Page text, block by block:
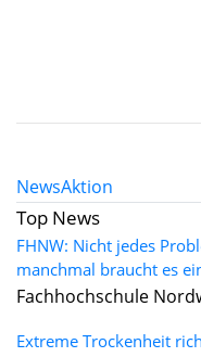
NewsAktion
Top News
FHNW: Nicht jedes
manchmal braucht es
Fachhochschule
Extreme Trockenheit